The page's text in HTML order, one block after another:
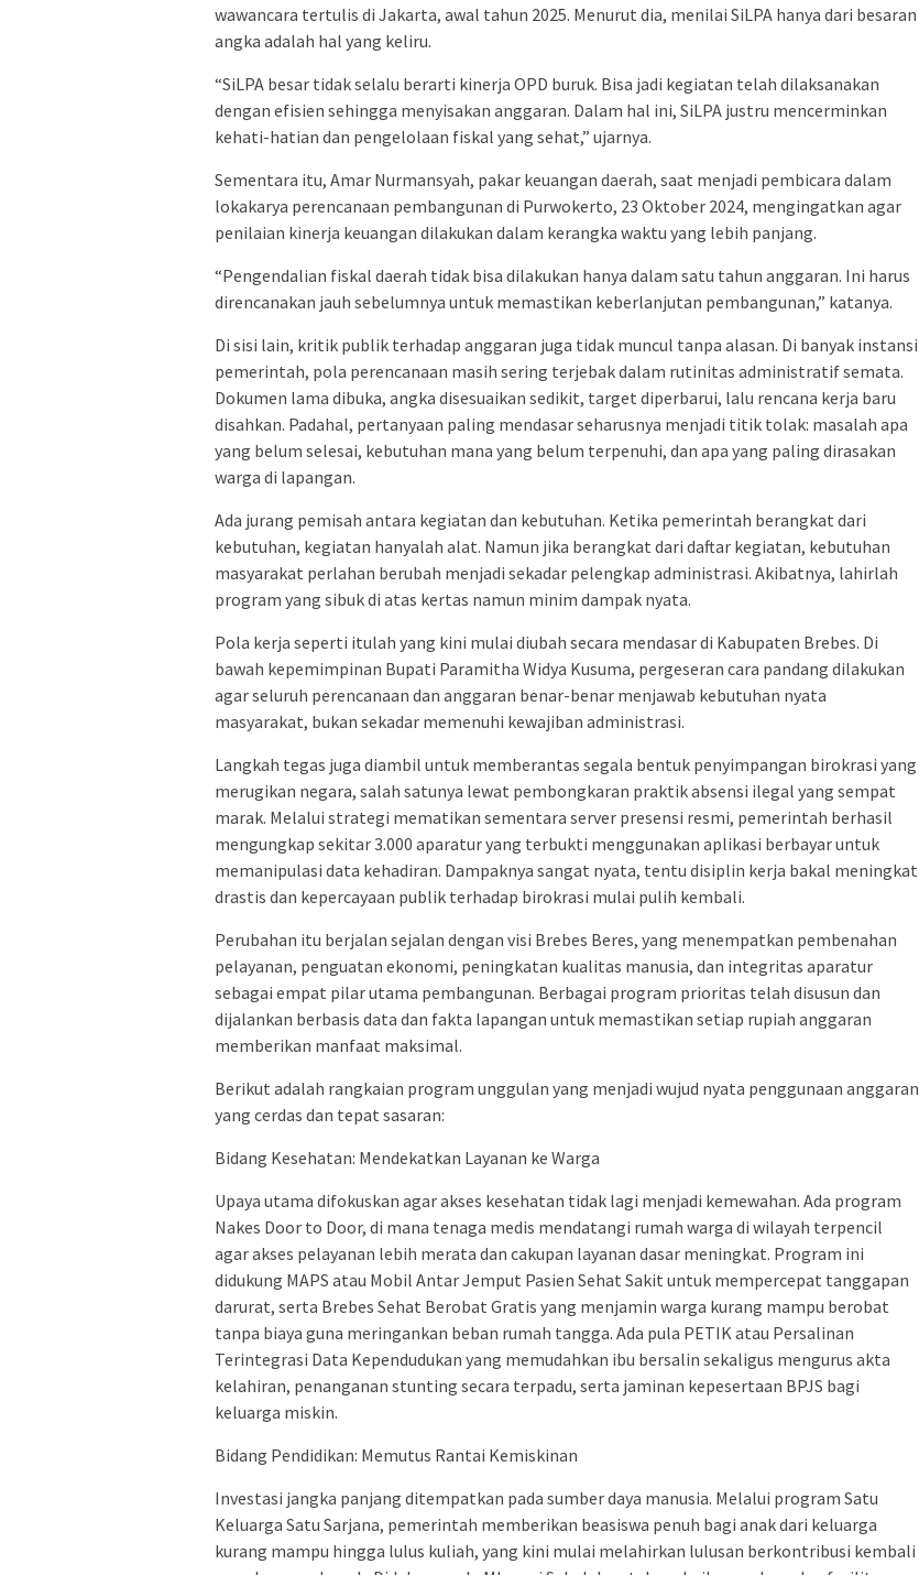
wawancara tertulis di Jakarta, awal tahun 2025. Menurut dia, menilai SiLPA hanya dari besaran
angka adalah hal yang keliru.
“SiLPA besar tidak selalu berarti kinerja OPD buruk. Bisa jadi kegiatan telah dilaksanakan
dengan efisien sehingga menyisakan anggaran. Dalam hal ini, SiLPA justru mencerminkan
kehati-hatian dan pengelolaan fiskal yang sehat,” ujarnya.
Sementara itu, Amar Nurmansyah, pakar keuangan daerah, saat menjadi pembicara dalam
lokakarya perencanaan pembangunan di Purwokerto, 23 Oktober 2024, mengingatkan agar
penilaian kinerja keuangan dilakukan dalam kerangka waktu yang lebih panjang.
“Pengendalian fiskal daerah tidak bisa dilakukan hanya dalam satu tahun anggaran. Ini harus
direncanakan jauh sebelumnya untuk memastikan keberlanjutan pembangunan,” katanya.
Di sisi lain, kritik publik terhadap anggaran juga tidak muncul tanpa alasan. Di banyak instansi
pemerintah, pola perencanaan masih sering terjebak dalam rutinitas administratif semata.
Dokumen lama dibuka, angka disesuaikan sedikit, target diperbarui, lalu rencana kerja baru
disahkan. Padahal, pertanyaan paling mendasar seharusnya menjadi titik tolak: masalah apa
yang belum selesai, kebutuhan mana yang belum terpenuhi, dan apa yang paling dirasakan
warga di lapangan.
Ada jurang pemisah antara kegiatan dan kebutuhan. Ketika pemerintah berangkat dari
kebutuhan, kegiatan hanyalah alat. Namun jika berangkat dari daftar kegiatan, kebutuhan
masyarakat perlahan berubah menjadi sekadar pelengkap administrasi. Akibatnya, lahirlah
program yang sibuk di atas kertas namun minim dampak nyata.
Pola kerja seperti itulah yang kini mulai diubah secara mendasar di Kabupaten Brebes. Di
bawah kepemimpinan Bupati Paramitha Widya Kusuma, pergeseran cara pandang dilakukan
agar seluruh perencanaan dan anggaran benar-benar menjawab kebutuhan nyata
masyarakat, bukan sekadar memenuhi kewajiban administrasi.
Langkah tegas juga diambil untuk memberantas segala bentuk penyimpangan birokrasi yang
merugikan negara, salah satunya lewat pembongkaran praktik absensi ilegal yang sempat
marak. Melalui strategi mematikan sementara server presensi resmi, pemerintah berhasil
mengungkap sekitar 3.000 aparatur yang terbukti menggunakan aplikasi berbayar untuk
memanipulasi data kehadiran. Dampaknya sangat nyata, tentu disiplin kerja bakal meningkat
drastis dan kepercayaan publik terhadap birokrasi mulai pulih kembali.
Perubahan itu berjalan sejalan dengan visi Brebes Beres, yang menempatkan pembenahan
pelayanan, penguatan ekonomi, peningkatan kualitas manusia, dan integritas aparatur
sebagai empat pilar utama pembangunan. Berbagai program prioritas telah disusun dan
dijalankan berbasis data dan fakta lapangan untuk memastikan setiap rupiah anggaran
memberikan manfaat maksimal.
Berikut adalah rangkaian program unggulan yang menjadi wujud nyata penggunaan anggaran
yang cerdas dan tepat sasaran:
Bidang Kesehatan: Mendekatkan Layanan ke Warga
Upaya utama difokuskan agar akses kesehatan tidak lagi menjadi kemewahan. Ada program
Nakes Door to Door, di mana tenaga medis mendatangi rumah warga di wilayah terpencil
agar akses pelayanan lebih merata dan cakupan layanan dasar meningkat. Program ini
didukung MAPS atau Mobil Antar Jemput Pasien Sehat Sakit untuk mempercepat tanggapan
darurat, serta Brebes Sehat Berobat Gratis yang menjamin warga kurang mampu berobat
tanpa biaya guna meringankan beban rumah tangga. Ada pula PETIK atau Persalinan
Terintegrasi Data Kependudukan yang memudahkan ibu bersalin sekaligus mengurus akta
kelahiran, penanganan stunting secara terpadu, serta jaminan kepesertaan BPJS bagi
keluarga miskin.
Bidang Pendidikan: Memutus Rantai Kemiskinan
Investasi jangka panjang ditempatkan pada sumber daya manusia. Melalui program Satu
Keluarga Satu Sarjana, pemerintah memberikan beasiswa penuh bagi anak dari keluarga
kurang mampu hingga lulus kuliah, yang kini mulai melahirkan lulusan berkontribusi kembali